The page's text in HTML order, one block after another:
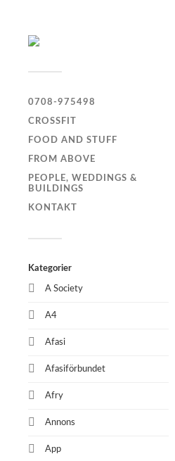
0708-975498
CROSSFIT
FOOD AND STUFF
FROM ABOVE
PEOPLE, WEDDINGS &
BUILDINGS
KONTAKT
Kategorier
A Society
A4
Afasi
Afasiförbundet
Afry
Annons
App